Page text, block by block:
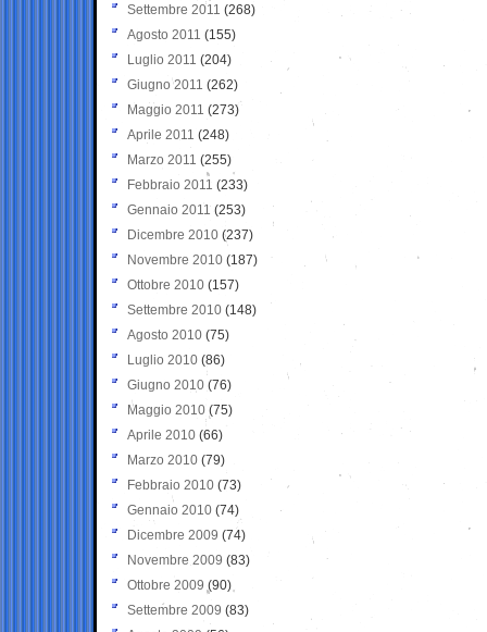
Settembre 2011 (268)
Agosto 2011 (155)
Luglio 2011 (204)
Giugno 2011 (262)
Maggio 2011 (273)
Aprile 2011 (248)
Marzo 2011 (255)
Febbraio 2011 (233)
Gennaio 2011 (253)
Dicembre 2010 (237)
Novembre 2010 (187)
Ottobre 2010 (157)
Settembre 2010 (148)
Agosto 2010 (75)
Luglio 2010 (86)
Giugno 2010 (76)
Maggio 2010 (75)
Aprile 2010 (66)
Marzo 2010 (79)
Febbraio 2010 (73)
Gennaio 2010 (74)
Dicembre 2009 (74)
Novembre 2009 (83)
Ottobre 2009 (90)
Settembre 2009 (83)